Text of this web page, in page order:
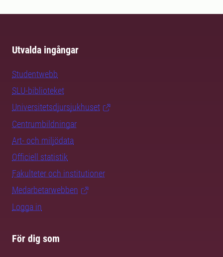
Utvalda ingångar
Studentwebb
SLU-biblioteket
Universitetsdjursjukhuset
Centrumbildningar
Art- och miljödata
Officiell statistik
Fakulteter och institutioner
Medarbetarwebben
Logga in
För dig som